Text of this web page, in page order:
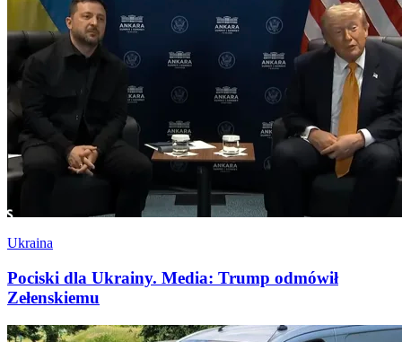
Ukraina
Pociski dla Ukrainy. Media: Trump odmówił
Zełenskiemu